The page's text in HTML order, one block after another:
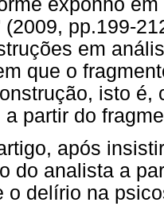
exponho
(2009, pp.199-
em
que o
isto é,
a partir do
após
do analista a
o delírio na